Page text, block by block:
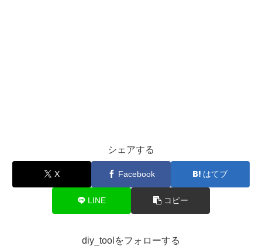
シェアする
X Facebook はてブ
LINE コピー
diy_toolをフォローする